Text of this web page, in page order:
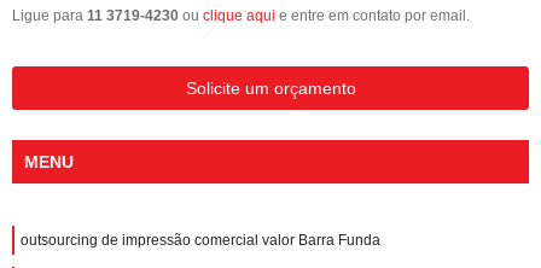
Ligue para 11 3719-4230 ou clique aqui e entre em contato por email.
Solicite um orçamento
MENU
outsourcing de impressão comercial valor Barra Funda